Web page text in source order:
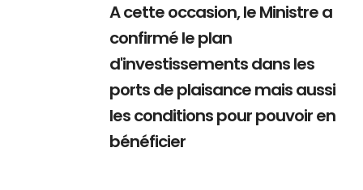
A cette occasion, le Ministre a
confirmé le plan
d'investissements dans les
ports de plaisance mais aussi
les conditions pour pouvoir en
bénéficier